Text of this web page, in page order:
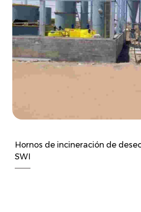
Hornos de incineración de
SWI